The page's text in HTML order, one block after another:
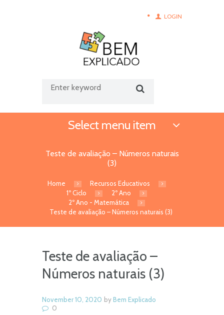
LOGIN
Select menu item
Teste de avaliação – Números naturais
(3)
Home
Recursos Educativos
1º Ciclo
2º Ano
2º Ano - Matemática
Teste de avaliação – Números naturais (3)
Teste de avaliação –
Números naturais (3)
November 10, 2020 byBem Explicado
0